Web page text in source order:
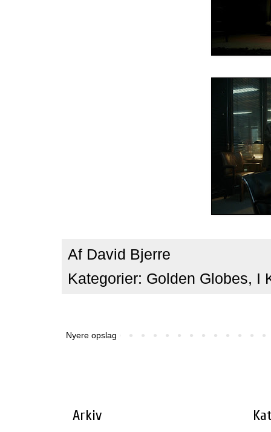
Af David Bjerre
Kategorier: Golden Globes, I
Nyere opslag
Arkiv